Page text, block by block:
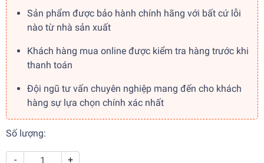
Sản phẩm được bảo hành chính hãng với bất cứ lỗi
nào từ nhà sản xuất
Khách hàng mua online được kiểm tra hàng trước khi
thanh toán
Đội ngũ tư vấn chuyên nghiệp mang đến cho khách
hàng sự lựa chọn chính xác nhất
Số lượng:
- +